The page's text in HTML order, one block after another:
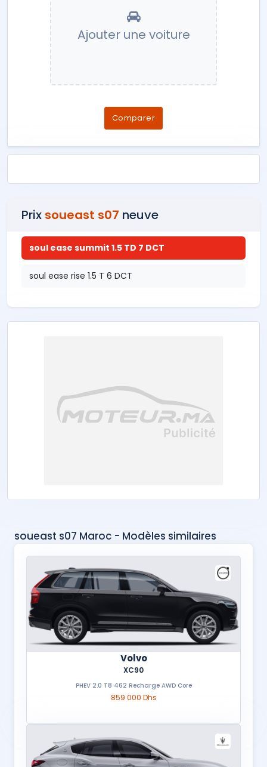
Ajouter une voiture
Comparer
Prix soueast s07 neuve
soul ease summit 1.5 TD 7 DCT
soul ease rise 1.5 T 6 DCT
soueast s07 Maroc - Modèles similaires
Volvo
XC90
PHEV 2.0 T8 462 Recharge AWD Core
859 000 Dhs